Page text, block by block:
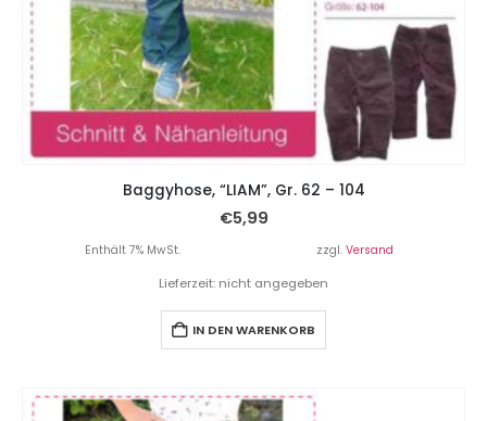
Baggyhose, “LIAM”, Gr. 62 – 104
€5,99
Enthält 7% MwSt. zzgl. Versand
Lieferzeit: nicht angegeben
IN DEN WARENKORB